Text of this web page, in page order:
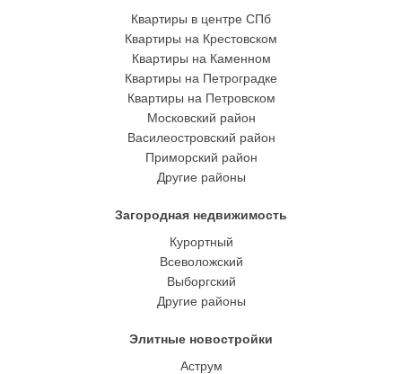
Квартиры в центре СПб
Квартиры на Крестовском
Квартиры на Каменном
Квартиры на Петроградке
Квартиры на Петровском
Московский район
Василеостровский район
Приморский район
Другие районы
Загородная недвижимость
Курортный
Всеволожский
Выборгский
Другие районы
Элитные новостройки
Аструм